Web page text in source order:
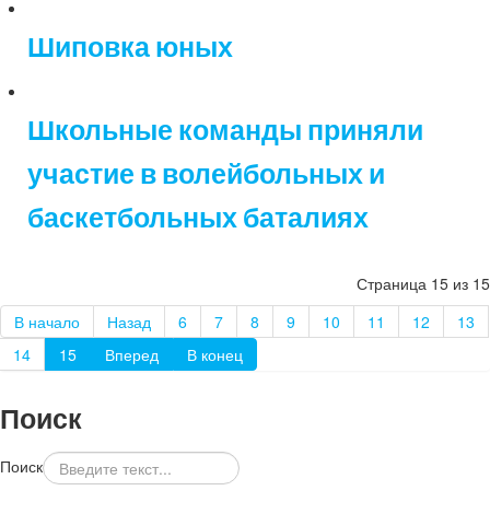
Шиповка юных
Школьные команды приняли
участие в волейбольных и
баскетбольных баталиях
Страница 15 из 15
В начало
Назад 6 7 8 9 10 11 12
13
14
15 Вперед В конец
Поиск
Поиск